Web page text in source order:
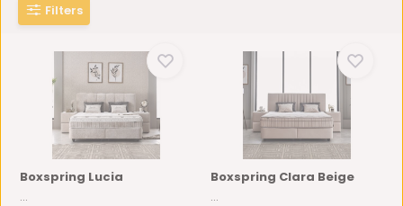
Filters
Boxspring Lucia
...
Boxspring Clara Beige
...